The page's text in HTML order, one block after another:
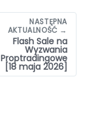
NASTĘPNA
AKTUALNOŚĆ →
Flash Sale na
Wyzwania
Proptradingowe
[18 maja 2026]